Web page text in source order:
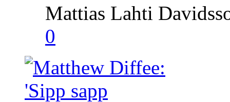
Mattias Lahti
0